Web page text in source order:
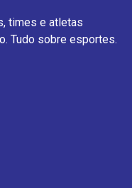
times e atletas
Tudo sobre esportes.